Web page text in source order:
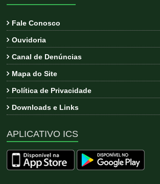
Fale Conosco
Ouvidoria
Canal de Denúncias
Mapa do Site
Política de Privacidade
Downloads e Links
APLICATIVO ICS